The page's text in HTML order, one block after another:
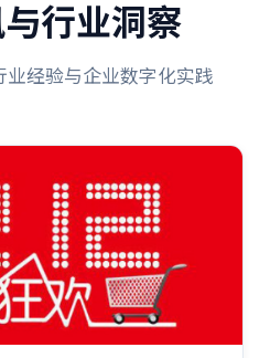
行业洞察
业经验与企业数字化实践